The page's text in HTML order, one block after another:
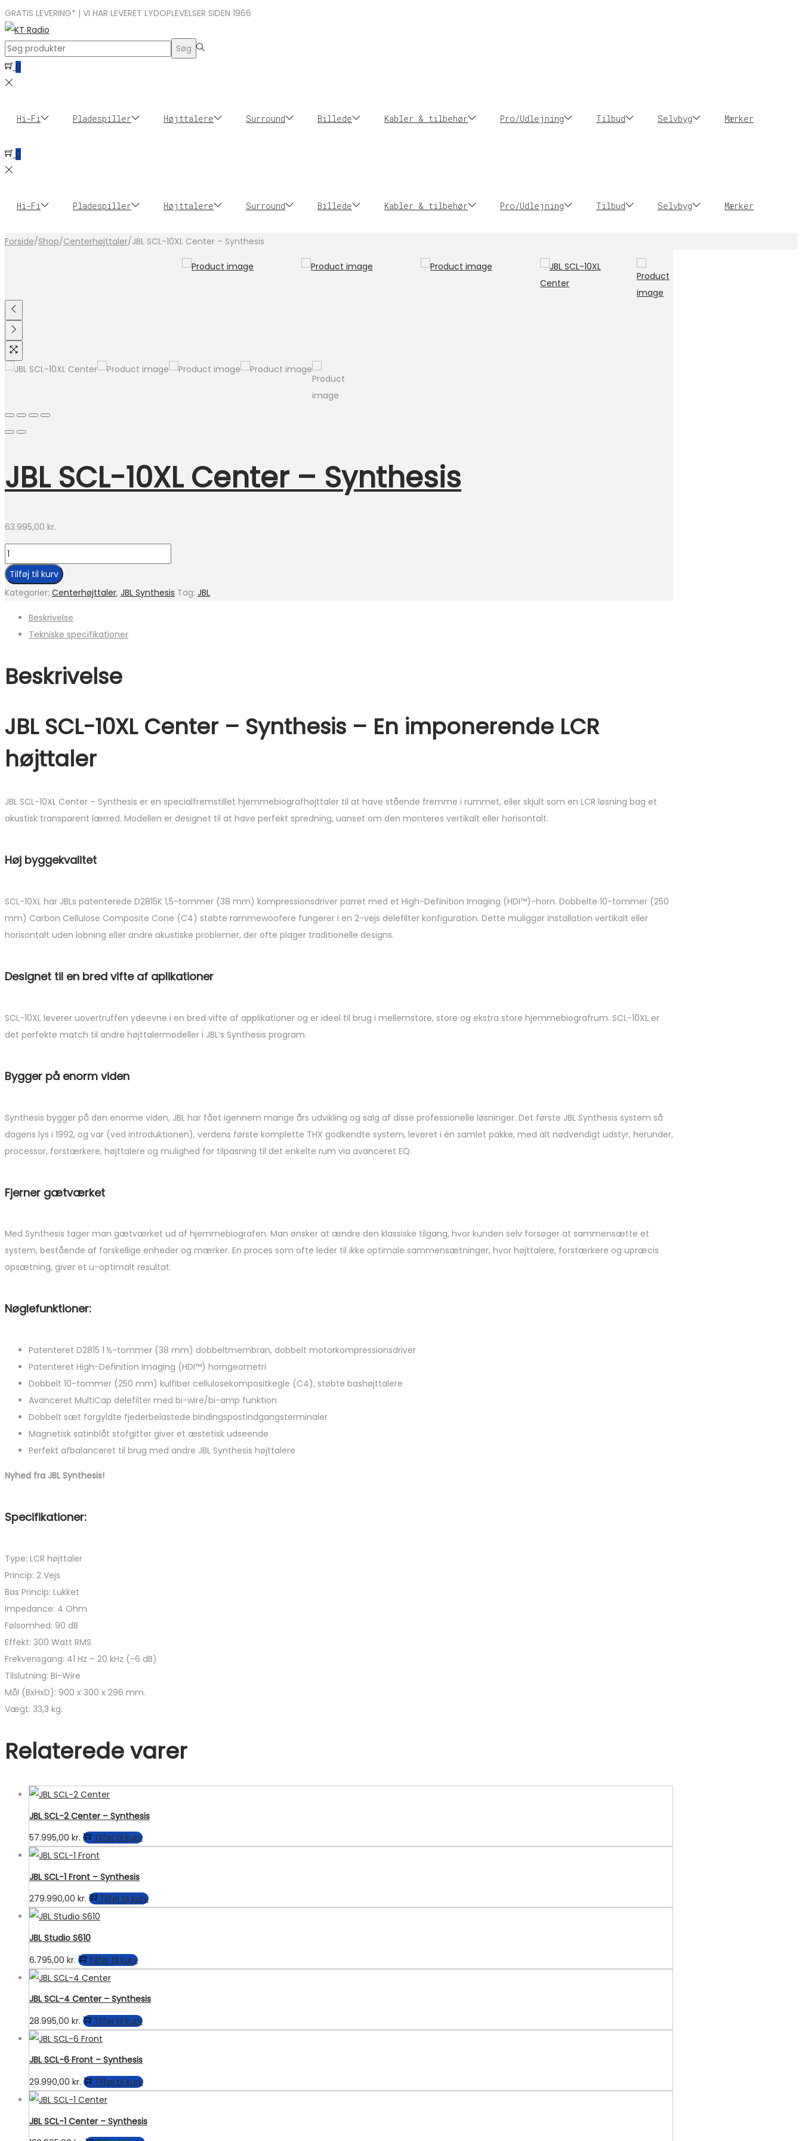
GRATIS LEVERING* | VI HAR LEVERET LYDOPLEVELSER SIDEN 1966
Search
for:>
Søg
0
Hi-Fi Pladespiller Højttalere Surround Billede Kabler & tilbehør Pro/Udlejning Tilbud Selvbyg Mærker
0
Hi-Fi Pladespiller Højttalere Surround Billede Kabler & tilbehør Pro/Udlejning Tilbud Selvbyg Mærker
Forside/Shop/Centerhøjttaler/JBL SCL-10XL Center – Synthesis
JBL SCL-10XL Center – Synthesis
63.995,00 kr.
JBL
SCL-
10XL
Center
Synthesis
Tilføj til kurv
Kategorier: Centerhøjttaler, JBL Synthesis Tag: JBL
Beskrivelse
Tekniske specifikationer
Beskrivelse
JBL SCL-10XL Center – Synthesis – En imponerende LCR
højttaler
JBL SCL-10XL Center – Synthesis er en specialfremstillet hjemmebiografhøjttaler til at have stående fremme i rummet, eller skjult som en LCR løsning bag et
akustisk transparent lærred. Modellen er designet til at have perfekt spredning, uanset om den monteres vertikalt eller horisontalt.
Høj byggekvalitet
SCL-10XL har JBLs patenterede D2815K 1,5-tommer (38 mm) kompressionsdriver parret med et High-Definition Imaging (HDI™)-horn. Dobbelte 10-tommer (250
mm) Carbon Cellulose Composite Cone (C4) støbte rammewoofere fungerer i en 2-vejs delefilter konfiguration. Dette muliggør installation vertikalt eller
horisontalt uden lobning eller andre akustiske problemer, der ofte plager traditionelle designs.
Designet til en bred vifte af aplikationer
SCL-10XL leverer uovertruffen ydeevne i en bred vifte af applikationer og er ideel til brug i mellemstore, store og ekstra store hjemmebiografrum. SCL-10XL er
det perfekte match til andre højttalermodeller i JBL’s Synthesis program.
Bygger på enorm viden
Synthesis bygger på den enorme viden, JBL har fået igennem mange års udvikling og salg af disse professionelle løsninger. Det første JBL Synthesis system så
dagens lys i 1992, og var (ved introduktionen), verdens første komplette THX godkendte system, leveret i én samlet pakke, med alt nødvendigt udstyr, herunder,
processor, forstærkere, højttalere og mulighed for tilpasning til det enkelte rum via avanceret EQ.
Fjerner gætværket
Med Synthesis tager man gætværket ud af hjemmebiografen. Man ønsker at ændre den klassiske tilgang, hvor kunden selv forsøger at sammensætte et
system, bestående af forskellige enheder og mærker. En proces som ofte leder til ikke optimale sammensætninger, hvor højttalere, forstærkere og upræcis
opsætning, giver et u-optimalt resultat.
Nøglefunktioner:
Patenteret D2815 1 ½-tommer (38 mm) dobbeltmembran, dobbelt motorkompressionsdriver
Patenteret High-Definition Imaging (HDI™) horngeometri
Dobbelt 10-tommer (250 mm) kulfiber cellulosekompositkegle (C4), støbte bashøjttalere
Avanceret MultiCap delefilter med bi-wire/bi-amp funktion
Dobbelt sæt forgyldte fjederbelastede bindingspostindgangsterminaler
Magnetisk satinblåt stofgitter giver et æstetisk udseende
Perfekt afbalanceret til brug med andre JBL Synthesis højttalere
Nyhed fra JBL Synthesis!
Specifikationer:
Type: LCR højttaler
Princip: 2 Vejs
Bas Princip: Lukket
Impedance: 4 Ohm
Følsomhed: 90 dB
Effekt: 300 Watt RMS
Frekvensgang: 41 Hz – 20 kHz (-6 dB)
Tilslutning: Bi-Wire
Mål (BxHxD): 900 x 300 x 296 mm.
Vægt: 33,3 kg.
Relaterede varer
JBL SCL-2 Center – Synthesis
57.995,00 kr. Tilføj til kurv
JBL SCL-1 Front – Synthesis
279.990,00 kr. Tilføj til kurv
JBL Studio S610
6.795,00 kr. Tilføj til kurv
JBL SCL-4 Center – Synthesis
28.995,00 kr. Tilføj til kurv
JBL SCL-6 Front – Synthesis
29.990,00 kr. Tilføj til kurv
JBL SCL-1 Center – Synthesis